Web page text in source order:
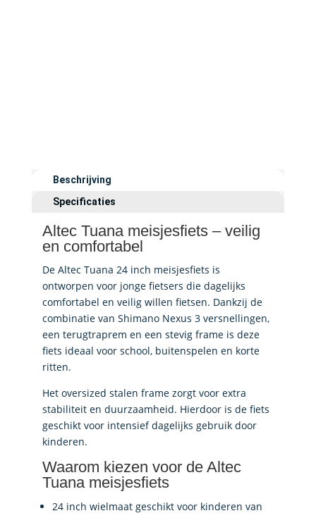
Beschrijving
Specificaties
Altec Tuana meisjesfiets – veilig
en comfortabel
De Altec Tuana 24 inch meisjesfiets is
ontworpen voor jonge fietsers die dagelijks
comfortabel en veilig willen fietsen. Dankzij de
combinatie van Shimano Nexus 3 versnellingen,
een terugtraprem en een stevig frame is deze
fiets ideaal voor school, buitenspelen en korte
ritten.
Het oversized stalen frame zorgt voor extra
stabiliteit en duurzaamheid. Hierdoor is de fiets
geschikt voor intensief dagelijks gebruik door
kinderen.
Waarom kiezen voor de Altec
Tuana meisjesfiets
24 inch wielmaat geschikt voor kinderen van